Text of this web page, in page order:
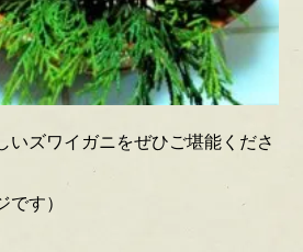
いズワイガニをぜひご堪能くださ
です）